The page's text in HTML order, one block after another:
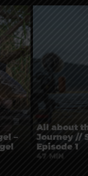
–
47 MIN
All about
Journey //
Episode 1